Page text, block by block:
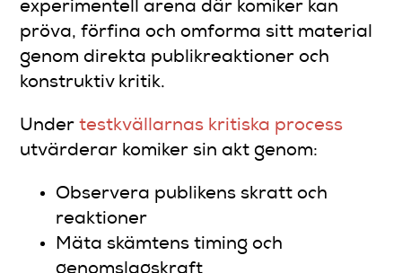
experimentell arena där komiker kan
pröva, förfina och omforma sitt material
genom direkta publikreaktioner och
konstruktiv kritik.
Undertestkvällarnas kritiska process
utvärderar komiker sin akt genom:
Observera publikens skratt och
reaktioner
Mäta skämtens timing och